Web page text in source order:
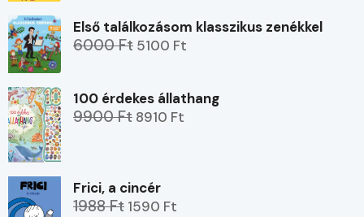
Első találkozásom klasszikus zenékkel
6000 Ft 5100 Ft
100 érdekes állathang
9900 Ft 8910 Ft
Frici, a cincér
1988 Ft 1590 Ft